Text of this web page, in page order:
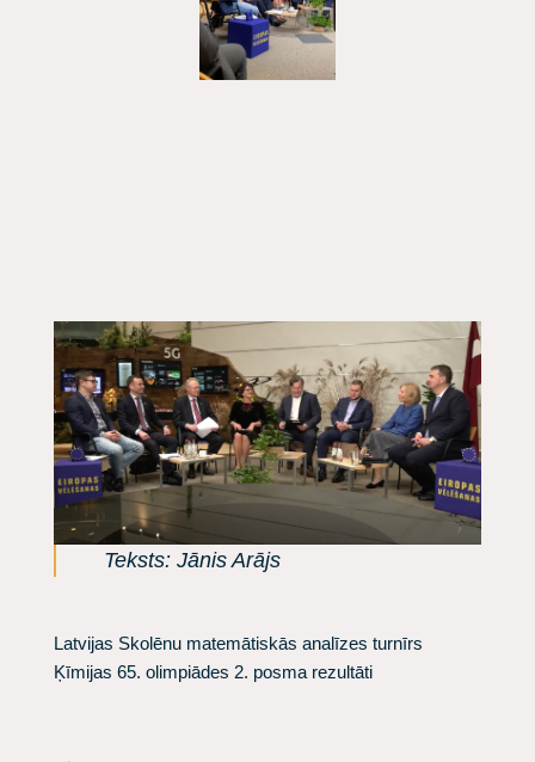
Teksts: Jānis Arājs
Latvijas Skolēnu matemātiskās analīzes turnīrs
Ķīmijas 65. olimpiādes 2. posma rezultāti